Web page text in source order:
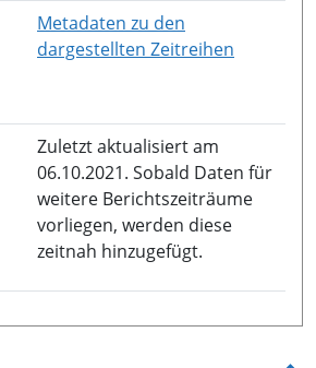
Metadaten zu den
dargestellten Zeitreihen
Zuletzt aktualisiert am
06.10.2021. Sobald Daten für
weitere Berichtszeiträume
vorliegen, werden diese
zeitnah hinzugefügt.